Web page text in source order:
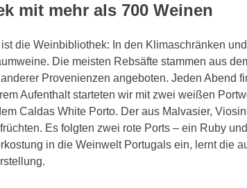
mit mehr als 700 Weinen
die Weinbibliothek: In den Klimaschränken
Die meisten Rebsäfte stammen aus
Provenienzen angeboten. Jeden Abend
Aufenthalt starteten wir mit zwei weißen
Caldas White Porto. Der aus Malvasier,
Es folgten zwei rote Ports – ein Ruby
in die Weinwelt Portugals ein, lernt die